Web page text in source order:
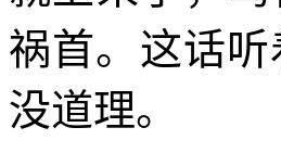
祸首。这话
没道理。